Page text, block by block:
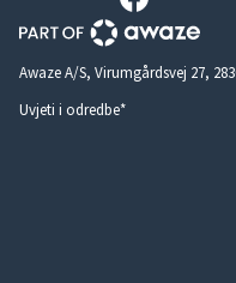
Awaze A/S, Virumgårdsvej 27,
Uvjeti i odredbe*